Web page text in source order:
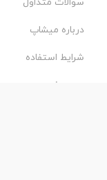
درباره میشاپ
شرایط استفاده
حریم خصوصی